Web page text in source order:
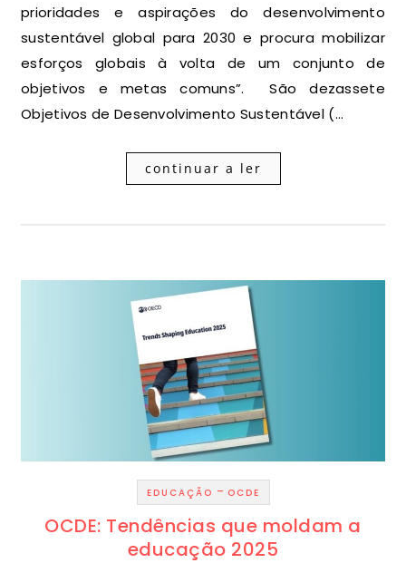
prioridades e aspirações do desenvolvimento
sustentável global para 2030 e procura mobilizar
esforços globais à volta de um conjunto de
objetivos e metas comuns”. São dezassete
Objetivos de Desenvolvimento Sustentável (…
continuar a ler
EDUCAÇÃO - OCDE
OCDE: Tendências que moldam a
educação 2025